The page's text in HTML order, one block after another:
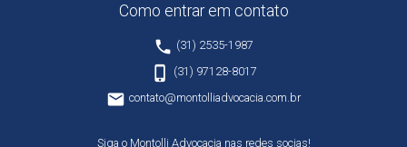
Como entrar em contato
phone (31) 2535-1987
phone_iphone (31) 97128-8017
email contato@montolliadvocacia.com.br
Siga o Montolli Advocacia nas redes socias!